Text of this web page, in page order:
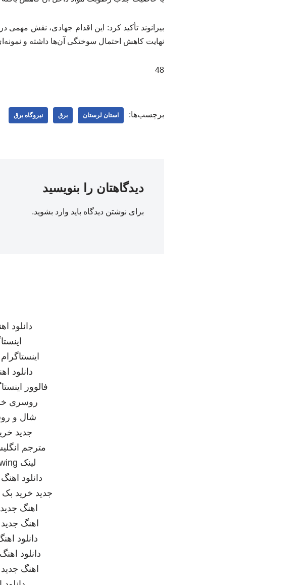
بیرانوند تأکید کرد: این اقدام جهادی، نقش
نهایت کاهش احتمال سوختگی آن‌ها داشته و
48
برچسب‌ها: استان لرستان برق نیروگاه برق
دیدگاهتان را بنویسید
برای نوشتن دیدگاه باید وارد بشوید.
دانلود
اینستاگرام
دانلود
فالوور
روسری
شال و
جدید
مترجم
لینک
دانلود
جدید خرید بک
اهنگ جدید
اهنگ جدید
دانلود
دانلود
اهنگ جدید